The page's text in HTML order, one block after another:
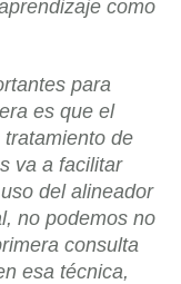
como
para
es que el
de
va a facilitar
del alineador
no podemos no
consulta
esa técnica,